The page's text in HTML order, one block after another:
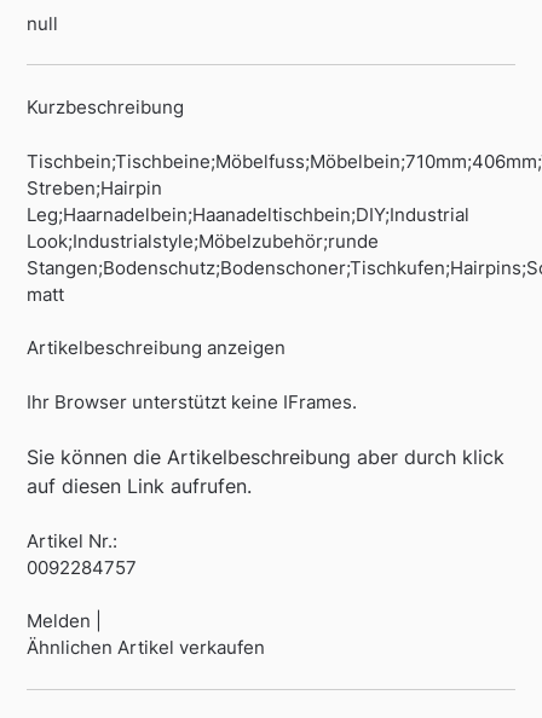
null
Kurzbeschreibung
Streben;Hairpin
Leg;Haarnadelbein;Haanadeltischbein;DIY;Industrial
Look;Industrialstyle;Möbelzubehör;runde
matt
Artikelbeschreibung anzeigen
Ihr Browser unterstützt keine IFrames.
Sie können die Artikelbeschreibung aber durch klick
auf diesen Link aufrufen.
Artikel Nr.:
0092284757
Melden |
Ähnlichen Artikel verkaufen